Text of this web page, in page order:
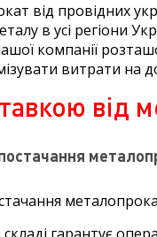
від провідних
в усі регіони
компанії
витрати на
від